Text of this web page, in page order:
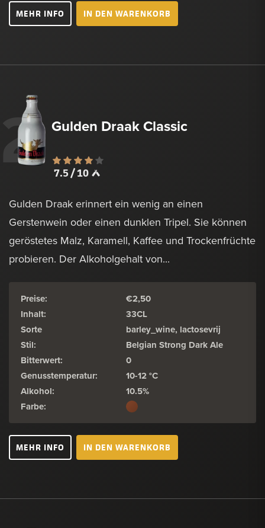
MEHR INFO IN DEN WARENKORB
2 Gulden Draak Classic
7.5 / 10
Gulden Draak erinnert ein wenig an einen
Gerstenwein oder einen dunklen Tripel. Sie können
geröstetes Malz, Karamell, Kaffee und Trockenfrüchte
probieren. Der Alkoholgehalt von...
Preise:
€2,50
Inhalt:
33CL
Sorte
barley_wine, lactosevrij
Stil:
Belgian Strong Dark Ale
Bitterwert:
0
Genusstemperatur:
10-12 °C
Alkohol:
10.5%
Farbe:
MEHR INFO IN DEN WARENKORB